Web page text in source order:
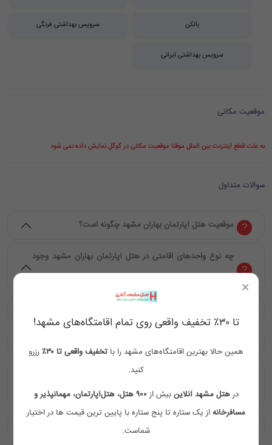
بالکن سرویس بهداشتی فرنگی
سرویس بهداشتی ایرانی
موقعیت مکانی
به علت قطع اینترنت بین الملل موقتا موقعیت مکانی در گوگل نمایش داده نمی شود
سوالات متداول
موقعیت هتل آپارتمان بهاران مشهد چگونه است؟
چه نوع واحدهای اقامتی در هتل آپارتمان بهاران مشهد وجود
چگونه می‌توان به حرم مطهر امام رضا (ع) از هتل آپارتمان
بهاران مشهد رفت؟
آیا هتل آپارتمان بهاران مشهد اینترنت رایگان دارد؟
×
تا ۳۰٪ تخفیف واقعی روی تمام اقامتگاه‌های مشهد!
همین حالا بهترین اقامتگاه‌های مشهد را با تخفیف واقعی تا ۳۰٪
رزرو
کنید.
درهتل مشهد آنلاین بیش از
۹۰۰ هتل، هتل‌آپارتمان، مهمانپذیر و
مسافرخانه از یک ستاره تا پنج ستاره با پایین ترین قیمت ها در اختیار
شماست.